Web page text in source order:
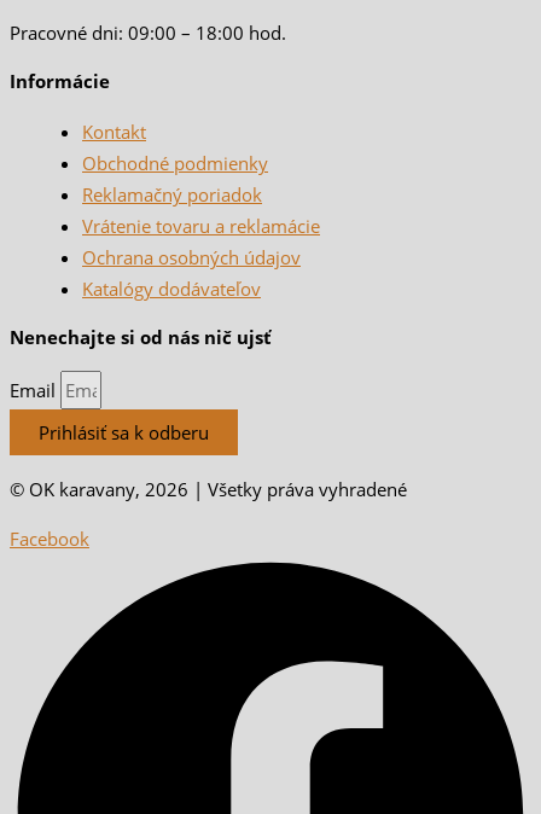
Pracovné dni: 09:00 – 18:00 hod.
Informácie
Kontakt
Obchodné podmienky
Reklamačný poriadok
Vrátenie tovaru a reklamácie
Ochrana osobných údajov
Katalógy dodávateľov
Nenechajte si od nás nič ujsť
Email
Prihlásiť sa k odberu
© OK karavany, 2026 | Všetky práva vyhradené
Facebook